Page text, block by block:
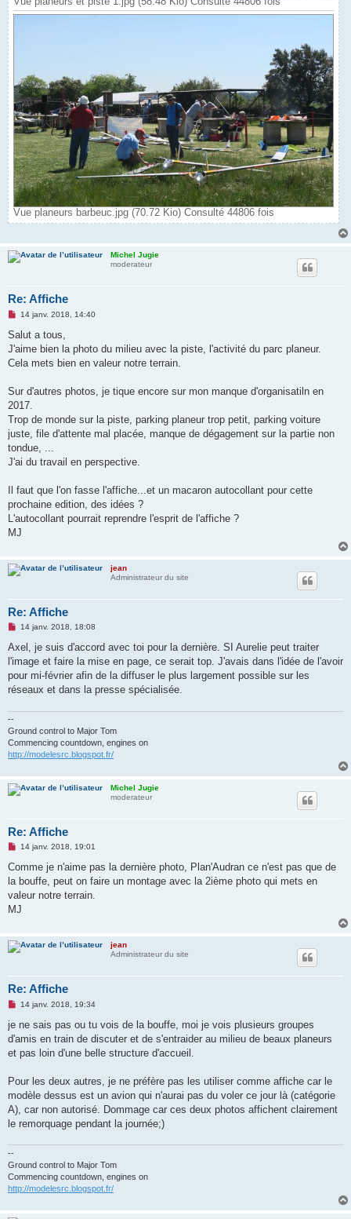
Vue planeurs barbeuc.jpg (70.72 Kio) Consulté 44806 fois
Michel Jugie
moderateur
Re: Affiche
M
s
a
g
o
l
u
14 janv. 2018, 14:40
Salut a tous,
J'aime bien la photo du milieu avec la piste, l'activité du parc planeur.
Cela mets bien en valeur notre terrain.
Sur d'autres photos, je tique encore sur mon manque d'organisatiln en
2017.
Trop de monde sur la piste, parking planeur trop petit, parking voiture
juste, file d'attente mal placée, manque de dégagement sur la partie non
tondue, ...
J'ai du travail en perspective.
Il faut que l'on fasse l'affiche...et un macaron autocollant pour cette
prochaine edition, des idées ?
L'autocollant pourrait reprendre l'esprit de l'affiche ?
MJ
jean
Administrateur du site
Re: Affiche
M
s
a
g
n
n
u
14 janv. 2018, 18:08
Axel, je suis d'accord avec toi pour la dernière. SI Aurelie peut traiter
l'image et faire la mise en page, ce serait top. J'avais dans l'idée de l'avoir
pour mi-février afin de la diffuser le plus largement possible sur les
réseaux et dans la presse spécialisée.
--
Ground control to Major Tom
Commencing countdown, engines on
http://modelesrc.blogspot.fr/
Michel Jugie
moderateur
Re: Affiche
M
s
a
g
n
l
u
14 janv. 2018, 19:01
Comme je n'aime pas la dernière photo, Plan'Audran ce n'est pas que de
la bouffe, peut on faire un montage avec la 2ième photo qui mets en
valeur notre terrain.
MJ
jean
Administrateur du site
Re: Affiche
M
s
a
g
e
o
l
u
14 janv. 2018, 19:34
je ne sais pas ou tu vois de la bouffe, moi je vois plusieurs groupes
d'amis en train de discuter et de s'entraider au milieu de beaux planeurs
et pas loin d'une belle structure d'accueil.
Pour les deux autres, je ne préfère pas les utiliser comme affiche car le
modèle dessus est un avion qui n'aurai pas du voler ce jour là (catégorie
A), car non autorisé. Dommage car ces deux photos affichent clairement
le remorquage pendant la journée;)
--
Ground control to Major Tom
Commencing countdown, engines on
http://modelesrc.blogspot.fr/